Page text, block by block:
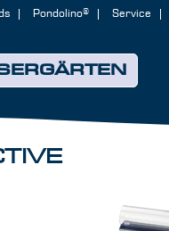
Pondolino® Service